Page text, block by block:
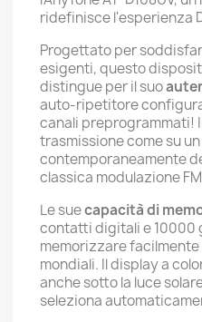
ridefinisce l'esperienza
Progettato per
esigenti, questo
distingue per il suo
auto-ripetitore
canali preprogrammati!
trasmissione come su
contemporaneamente
classica modulazione
Le suecapacità di
contatti digitali e 10000
memorizzare
mondiali. Il display a
anche sotto la luce
seleziona